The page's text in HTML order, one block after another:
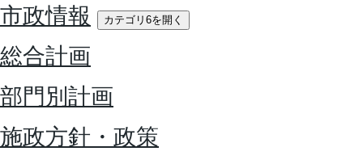
市政情報
カテゴリ6を開く
総合計画
部門別計画
施政方針・政策